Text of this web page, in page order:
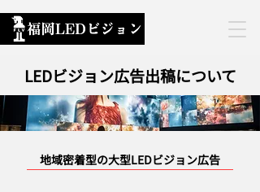
LEDビジョン広告出稿について
地域密着型の大型LEDビジョン広告